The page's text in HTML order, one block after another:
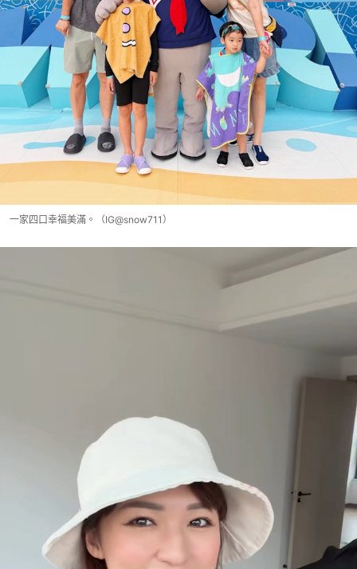
一家四口幸福美滿。（IG@snow711）